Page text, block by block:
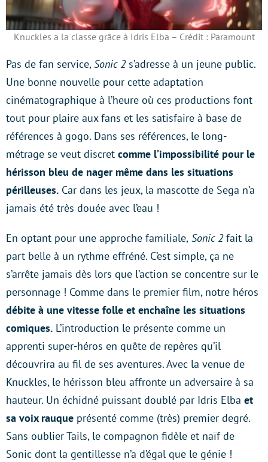
Knuckles a la classe grâce à Idris Elba – Crédit : Paramount
Pas de fan service,Sonic 2s’adresse à un jeune public.
Une bonne nouvelle pour cette adaptation
cinématographique à l’heure où ces productions font
tout pour plaire aux fans et les satisfaire à base de
références à gogo. Dans ses références, le long-
métrage se veut discret comme l’impossibilité pour le
hérisson bleu de nager même dans les situations
périlleuses. Car dans les jeux, la mascotte de Sega n’a
jamais été très douée avec l’eau !
En optant pour une approche familiale, Sonic 2fait la
part belle à un rythme effréné. C’est simple, ça ne
s’arrête jamais dès lors que l’action se concentre sur le
personnage ! Comme dans le premier film, notre héros
débite à une vitesse folle et enchaîne les situations
comiques. L’introduction le présente comme un
apprenti super-héros en quête de repères qu’il
découvrira au fil de ses aventures. Avec la venue de
Knuckles, le hérisson bleu affronte un adversaire à sa
hauteur. Un échidné puissant doublé par Idris Elba et
sa voix rauque présenté comme (très) premier degré.
Sans oublier Tails, le compagnon fidèle et naïf de
Sonic dont la gentillesse n’a d’égal que le génie !